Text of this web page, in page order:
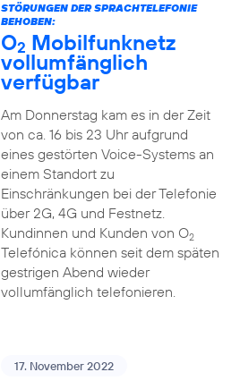
STÖRUNGEN DER SPRACHTELEFONIE
BEHOBEN:
O2 Mobilfunknetz
vollumfänglich
verfügbar
Am Donnerstag kam es in der Zeit
von ca. 16 bis 23 Uhr aufgrund
eines gestörten Voice-Systems an
einem Standort zu
Einschränkungen bei der Telefonie
über 2G, 4G und Festnetz.
Kundinnen und Kunden von O2
Telefónica können seit dem späten
gestrigen Abend wieder
vollumfänglich telefonieren.
17. November 2022